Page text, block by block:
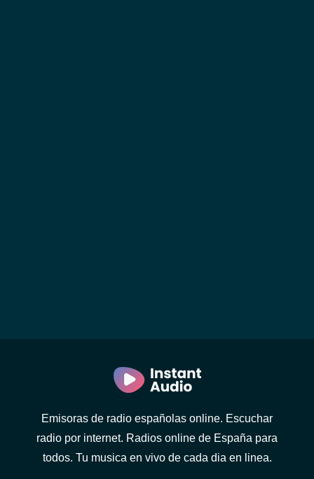
Emisoras de radio españolas online. Escuchar
radio por internet. Radios online de España para
todos. Tu musica en vivo de cada dia en linea.